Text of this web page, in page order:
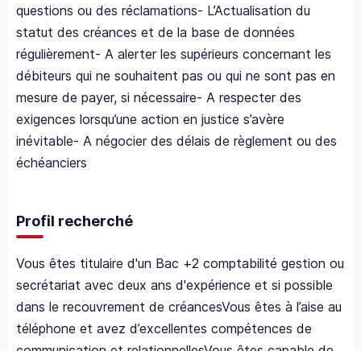
questions ou des réclamations- L’Actualisation du
statut des créances et de la base de données
régulièrement- A alerter les supérieurs concernant les
débiteurs qui ne souhaitent pas ou qui ne sont pas en
mesure de payer, si nécessaire- A respecter des
exigences lorsqu’une action en justice s’avère
inévitable- A négocier des délais de règlement ou des
échéanciers
Profil recherché
Vous êtes titulaire d'un Bac +2 comptabilité gestion ou
secrétariat avec deux ans d'expérience et si possible
dans le recouvrement de créancesVous êtes à l’aise au
téléphone et avez d’excellentes compétences de